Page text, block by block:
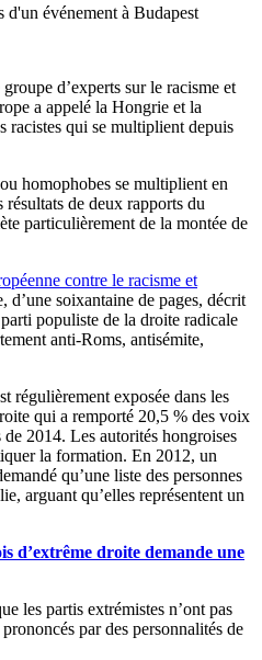
événement à Budapest
d’experts sur le racisme et
a appelé la Hongrie et la
racistes qui se multiplient depuis
homophobes se multiplient en
de deux rapports du
particulièrement de la montée de
contre le racisme et
soixantaine de pages, décrit
populiste de la droite radicale
anti-Roms, antisémite,
régulièrement exposée dans les
qui a remporté 20,5 % des voix
2014. Les autorités hongroises
la formation. En 2012, un
qu’une liste des personnes
arguant qu’elles représentent un
d’extrême droite demande une
les partis extrémistes n’ont pas
par des personnalités de